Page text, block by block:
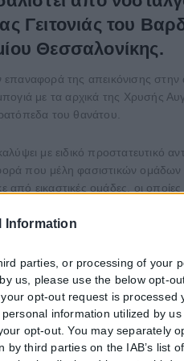
Information
parties, or processing of your
us, please use the below opt-
opt-out request is processed
information utilized by
opt-out. You may separately
third parties on the IAB’s list of
Γειτονιάς του
Θεσσαλονίκης.
της απεικόνισης στην
με τα αρχικά της Χρυσής
του θανάτου.
με ειδικό προστατευτικό
που μέλη φασιστικών
εικαστικές ομάδες, οι
εβραϊκής παρουσίας
αφιερωμένο στο παλιό
το ρατσισμό και
σε κάθε μορφή βίας και
και αποσκοπεί στη διάσωση
από τον πρόξενο,